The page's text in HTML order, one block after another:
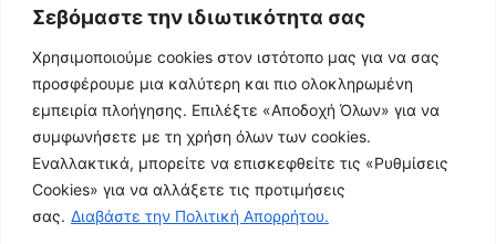
Σεβόμαστε την ιδιωτικότητα σας
Χρησιμοποιούμε cookies στον ιστότοπο μας για να σας
προσφέρουμε μια καλύτερη και πιο ολοκληρωμένη
εμπειρία πλοήγησης. Επιλέξτε «Αποδοχή Όλων» για να
συμφωνήσετε με τη χρήση όλων των cookies.
Εναλλακτικά, μπορείτε να επισκεφθείτε τις «Ρυθμίσεις
Cookies» για να αλλάξετε τις προτιμήσεις
σας. Διαβάστε την Πολιτική Απορρήτου.
ΑΚΟΛΟΥΘΗΣΕ ΜΑΣ